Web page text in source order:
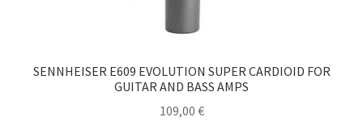
SENNHEISER E609 EVOLUTION SUPER CARDIOID FOR
GUITAR AND BASS AMPS
109,00 €